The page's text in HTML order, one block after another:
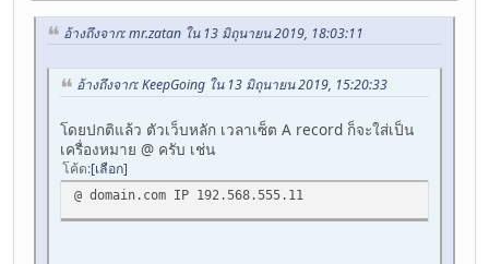
อ้างถึงจาก: mr.zatan ใน 13 มิถุนายน 2019, 18:03:11
อ้างถึงจาก: KeepGoing ใน 13 มิถุนายน 2019, 15:20:33
โดยปกติแล้ว ตัวเว็บหลัก เวลาเซ็ต A record ก็จะใส่เป็น
เครื่องหมาย @ ครับ เช่น
โค้ด เลือก
@ domain.com IP 192.568.555.11